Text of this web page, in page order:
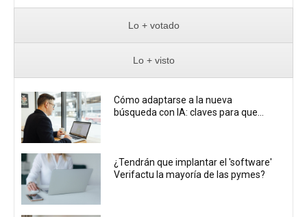
Lo + votado
Lo + visto
Cómo adaptarse a la nueva
búsqueda con IA: claves para que...
¿Tendrán que implantar el 'software'
Verifactu la mayoría de las pymes?